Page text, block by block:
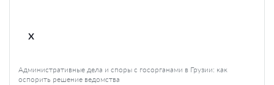
x
Административные дела и споры с госорганами в Грузии: как
оспорить решение ведомства